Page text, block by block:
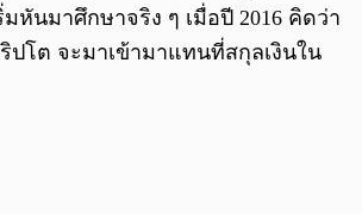
มหันมาศึกษาจริง ๆ เมื่อปี 2016 คิดว่า
ปโต จะมาเข้ามาแทนที่สกุลเงินใน